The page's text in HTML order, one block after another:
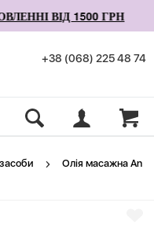
ВІД 1500 ГРН
+38 (068) 225 48 74
Олія масажна Anti